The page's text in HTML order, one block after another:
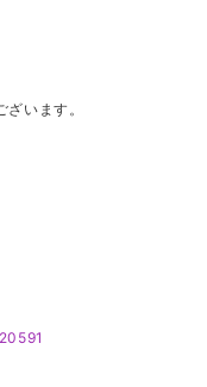
います。